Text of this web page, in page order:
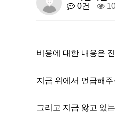
0건
비용에 대한 내용은
지금 위에서 언급해
그리고 지금 앓고 있